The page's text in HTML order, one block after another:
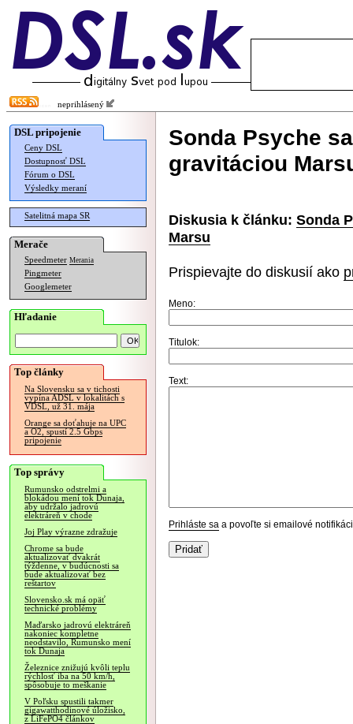
neprihlásený
DSL pripojenie
Ceny DSL
Dostupnosť DSL
Fórum o DSL
Výsledky meraní
Satelitná mapa SR
Merače
Speedmeter Merania
Pingmeter
Googlemeter
Hľadanie
Top články
Na Slovensku sa v tichosti
vypína ADSL v lokalitách s
VDSL, už 31. mája
Orange sa doťahuje na UPC
a O2, spustí 2.5 Gbps
pripojenie
Top správy
Rumunsko odstrelmi a
blokádou mení tok Dunaja,
aby udržalo jadrovú
elektráreň v chode
Joj Play výrazne zdražuje
Chrome sa bude
aktualizovať dvakrát
týždenne, v budúcnosti sa
bude aktualizovať bez
reštartov
Slovensko.sk má opäť
technické problémy
Maďarsko jadrovú elektráreň
nakoniec kompletne
neodstavilo, Rumunsko mení
tok Dunaja
Železnice znižujú kvôli teplu
rýchlosť iba na 50 km/h,
spôsobuje to meškanie
V Poľsku spustili takmer
gigawatthodinové úložisko,
z LiFePO4 článkov
Sonda Psyche
gravitáciou
Diskusia k článku: Sonda
Marsu
Prispievajte do diskusií ako
Meno:
Titulok:
Text:
Prihláste sa a povoľte si emailové